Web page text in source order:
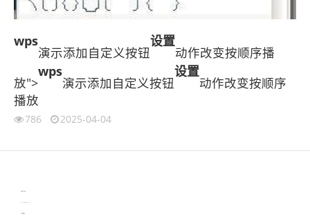
wps
演示添加自定义按钮
设置
动作改变按顺序播
放">
wps
演示添加自定义按钮
设置
动作改变按顺序
播放
786 2025-04-04